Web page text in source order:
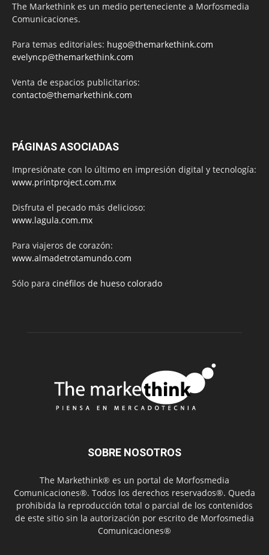
The Markethink es un medio perteneciente a Morfosmedia
Comunicaciones.
Para temas editoriales: hugo@themarkethink.com
evelyncp@themarkethink.com
Venta de espacios publicitarios:
contacto@themarkethink.com
PÁGINAS ASOCIADAS
Impresiónate con lo último en impresión digital y tecnología:
www.printproject.com.mx
Disfruta el pecado más delicioso:
www.lagula.com.mx
Para viajeros de corazón:
www.almadetrotamundo.com
Sólo para cinéfilos de hueso colorado
SOBRE NOSOTROS
The Markethink® es un portal de Morfosmedia
Comunicaciones®. Todos los derechos reservados®. Queda
prohibida la reproducción total o parcial de los contenidos
de este sitio sin la autorización por escrito de Morfosmedia
Comunicaciones®